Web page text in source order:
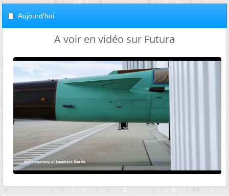
Aujourd'hui
A voir en vidéo sur Futura